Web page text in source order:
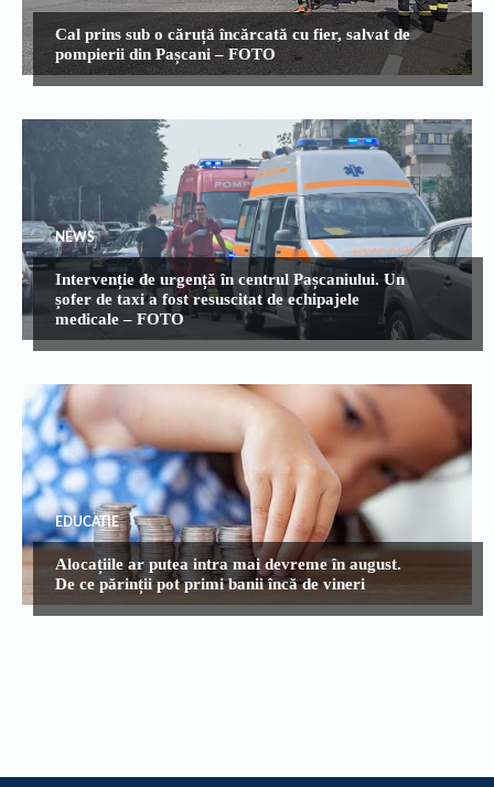
Cal prins sub o căruță încărcată cu fier, salvat de
pompierii din Pașcani – FOTO
NEWS
Intervenție de urgență în centrul Pașcaniului. Un
șofer de taxi a fost resuscitat de echipajele
medicale – FOTO
EDUCATIE
Alocațiile ar putea intra mai devreme în august.
De ce părinții pot primi banii încă de vineri